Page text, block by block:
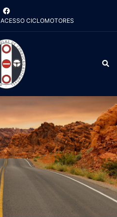
ACESSO CICLOMOTORES